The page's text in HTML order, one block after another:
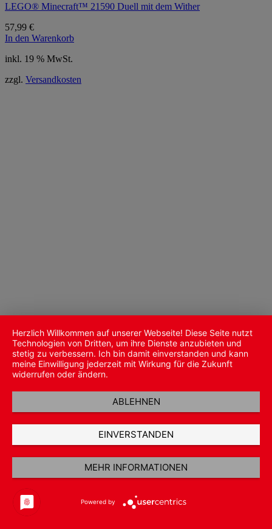
LEGO® Minecraft™ 21590 Duell mit dem Wither
57,99 €
In den Warenkorb
inkl. 19 % MwSt.
zzgl. Versandkosten
Herzlich Willkommen auf unserer Webseite! Diese Seite nutzt
Technologien von Dritten, um ihre Dienste anzubieten und
stetig zu verbessern. Ich bin damit einverstanden und kann
meine Einwilligung jederzeit mit Wirkung für die Zukunft
widerrufen oder ändern.
ABLEHNEN
EINVERSTANDEN
MEHR INFORMATIONEN
Powered by